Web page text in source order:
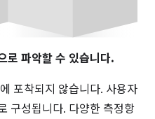
로 파악할 수 있습니다.
포착되지 않습니다. 사용자
구성됩니다. 다양한 측정항